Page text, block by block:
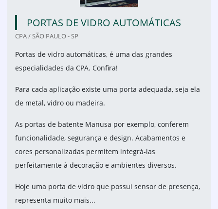
PORTAS DE VIDRO AUTOMÁTICAS
CPA / SÃO PAULO - SP
Portas de vidro automáticas, é uma das grandes
especialidades da CPA. Confira!
Para cada aplicação existe uma porta adequada, seja ela
de metal, vidro ou madeira.
As portas de batente Manusa por exemplo, conferem
funcionalidade, segurança e design. Acabamentos e
cores personalizadas permitem integrá-las
perfeitamente à decoração e ambientes diversos.
Hoje uma porta de vidro que possui sensor de presença,
representa muito mais...